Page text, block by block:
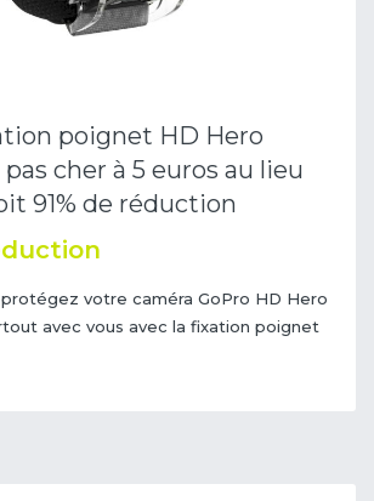
poignet HD Hero
cher à 5 euros au lieu
91% de réduction
votre caméra GoPro HD Hero
avec vous avec la fixation poignet